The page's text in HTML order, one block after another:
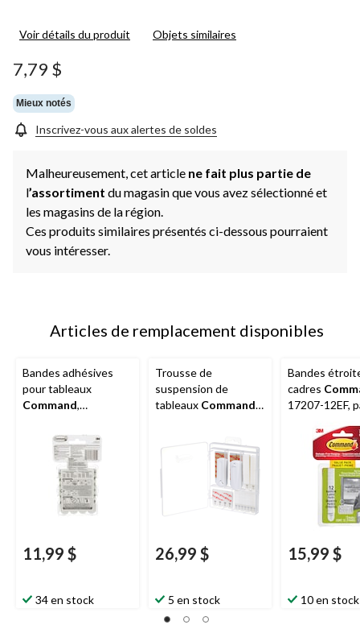
Voir détails du produit Objets similaires
7,79 $
Mieux notés
Inscrivez-vous aux alertes de soldes
Malheureusement, cet article ne fait plus partie de
l’assortiment du magasin que vous avez sélectionné et
les magasins de la région.
Ces produits similaires présentés ci-dessous pourraient
vous intéresser.
Articles de remplacement disponibles
Bandes adhésives
pour tableaux
Command,
12 lb à 16 lb, choix de
tailles, paquet de 24
11,99 $
34 en stock
Trousse de
suspension de
tableaux Command
50
26,99 $
5 en stock
Bandes
cadres
17207-12EF,
paires
15,99 $
10 en stock